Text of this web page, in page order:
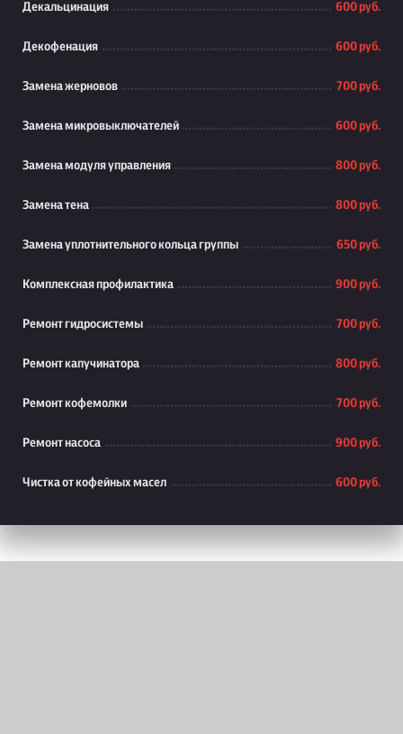
Декальцинация 600 руб.
Декофенация 600 руб.
Замена жерновов 700 руб.
Замена микровыключателей 600 руб.
Замена модуля управления 800 руб.
Замена тена 800 руб.
Замена уплотнительного кольца группы 650 руб.
Комплексная профилактика 900 руб.
Ремонт гидросистемы 700 руб.
Ремонт капучинатора 800 руб.
Ремонт кофемолки 700 руб.
Ремонт насоса 900 руб.
Чистка от кофейных масел 600 руб.